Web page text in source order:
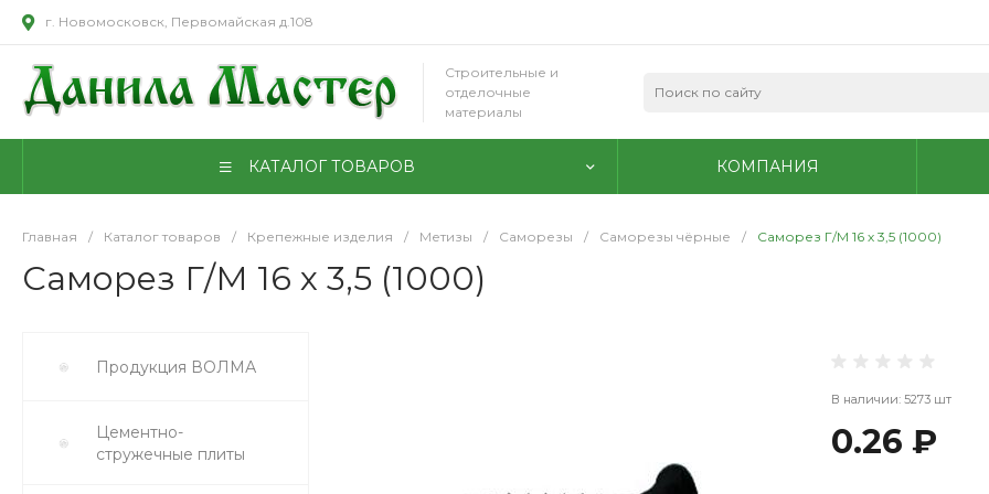
г. Новомосковск, Первомайская д.108
Строительные и
отделочные
материалы
КАТАЛОГ ТОВАРОВ КОМПАНИЯ
Главная / Каталог товаров / Крепежные изделия / Метизы / Саморезы / Саморезы чёрные / Саморез Г/М 16 х 3,5 (1000)
Саморез Г/М 16 х 3,5 (1000)
Продукция ВОЛМА
Цементно-
стружечные плиты
В наличии: 5273 шт
0.26 ₽